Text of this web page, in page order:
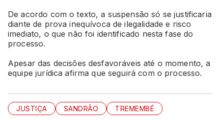
De acordo com o texto, a suspensão só se justificaria
diante de prova inequívoca de ilegalidade e risco
imediato, o que não foi identificado nesta fase do
processo.
Apesar das decisões desfavoráveis até o momento, a
equipe jurídica afirma que seguirá com o processo.
JUSTIÇA SANDRÃO TREMEMBÉ